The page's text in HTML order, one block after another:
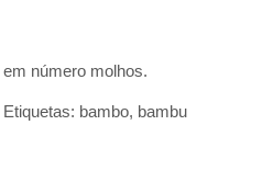
número molhos.
Etiquetas: bambo, bambu